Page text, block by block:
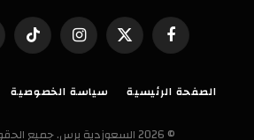
فيسبوكX
(Twitter)
الانستغرامتيكتوك
الصفحة الرئيسية سياسة الخصوصية
© 2026 السعوزدية برس. جميع الحقوق محفوظة.